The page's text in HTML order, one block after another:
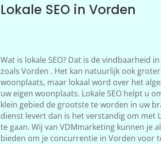
Lokale SEO in Vorden
Wat is lokale SEO? Dat is de vindbaarheid
zoals Vorden . Het kan natuurlijk ook
woonplaats, maar lokaal word over het
uw eigen woonplaats. Lokale SEO helpt u
klein gebied de grootste te worden in uw
dienst levert dan is het verstandig om met
te gaan. Wij van VDMmarketing kunnen je
bieden om je concurrentie in Vorden voor